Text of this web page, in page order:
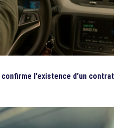
l’existence d’un contrat